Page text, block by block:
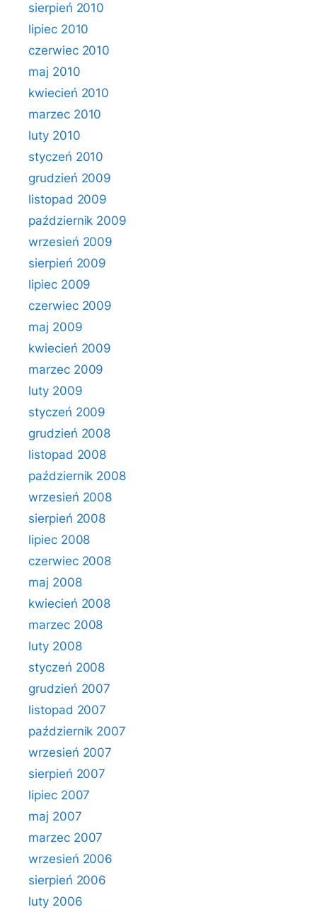
sierpień 2010
lipiec 2010
czerwiec 2010
maj 2010
kwiecień 2010
marzec 2010
luty 2010
styczeń 2010
grudzień 2009
listopad 2009
październik 2009
wrzesień 2009
sierpień 2009
lipiec 2009
czerwiec 2009
maj 2009
kwiecień 2009
marzec 2009
luty 2009
styczeń 2009
grudzień 2008
listopad 2008
październik 2008
wrzesień 2008
sierpień 2008
lipiec 2008
czerwiec 2008
maj 2008
kwiecień 2008
marzec 2008
luty 2008
styczeń 2008
grudzień 2007
listopad 2007
październik 2007
wrzesień 2007
sierpień 2007
lipiec 2007
maj 2007
marzec 2007
wrzesień 2006
sierpień 2006
luty 2006